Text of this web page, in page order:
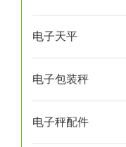
电子天平
电子包装秤
电子秤配件